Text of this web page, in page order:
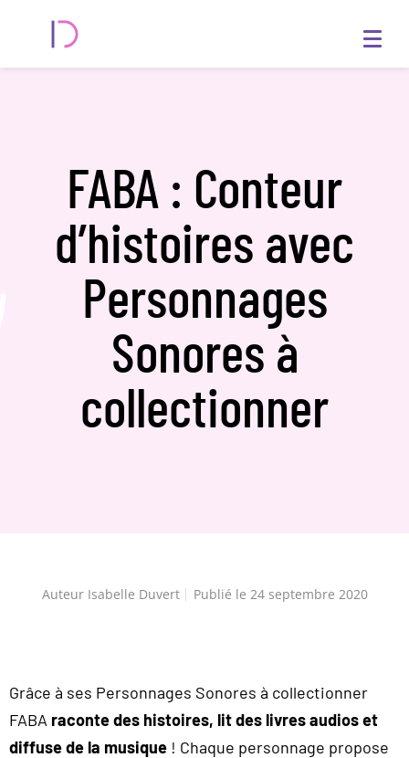
FABA : Conteur
d’histoires avec
Personnages
Sonores à
collectionner
AuteurIsabelle Duvert Publié le 24 septembre 2020
Grâce à ses Personnages Sonores à collectionner
FABA raconte des histoires, lit des livres audios et
diffuse de la musique ! Chaque personnage propose